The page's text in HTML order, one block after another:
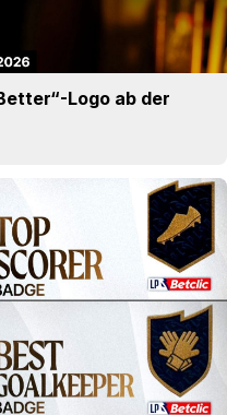
Logo ab der